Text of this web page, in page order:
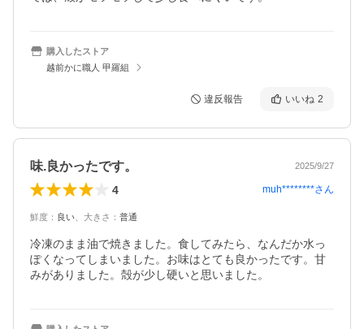
購入したストア
越前かに職人 甲羅組
違反報告 いいね 2
味.良かったです。 2025/9/27
4 muh********さん
鮮度 ： 良い 大きさ ： 普通
冷凍のまま油で焼きました。食してみたら、なんだか水っ
ぽくなってしまいました。お味はとても良かったです。甘
みがありました。殻が少し硬いと思いました。